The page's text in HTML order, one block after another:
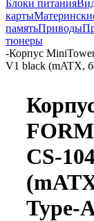
Блоки питания
карты
памятьПриводы
тюнеры
-Корпус
V1 black (mATX,
CS-
Type-